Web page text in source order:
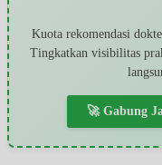
Kuota rekomendasi
Tingkatkan visibilitas
🚀 Gabung